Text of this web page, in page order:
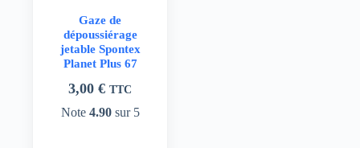
Gaze de
dépoussiérage
jetable Spontex
Planet Plus 67
3,00€ TTC
Note 4.90sur 5